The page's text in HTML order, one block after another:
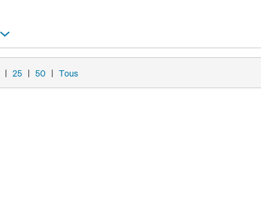
| 25 | 50 | Tous